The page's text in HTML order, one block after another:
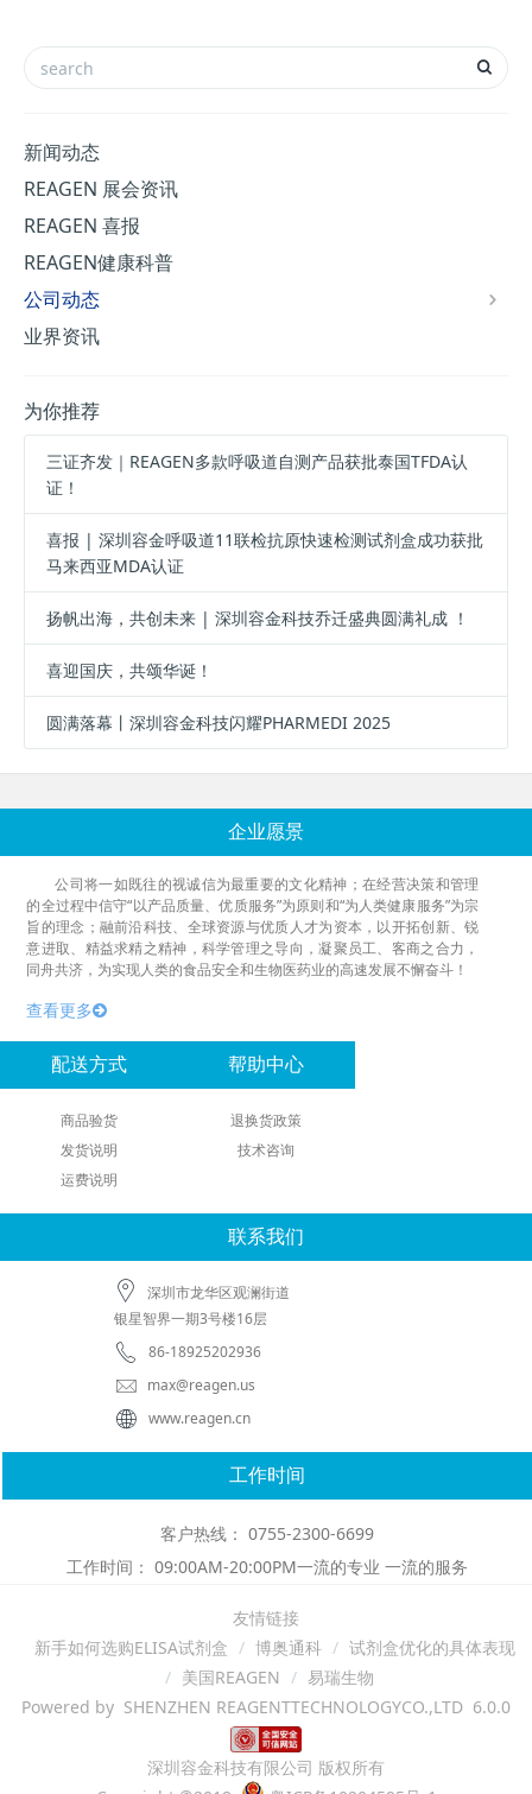
新闻动态
REAGEN 展会资讯
REAGEN 喜报
REAGEN健康科普
公司动态
业界资讯
为你推荐
三证齐发｜REAGEN多款呼吸道自测产品获批泰国TFDA认
证！
喜报 | 深圳容金呼吸道11联检抗原快速检测试剂盒成功获批
马来西亚MDA认证
扬帆出海，共创未来 | 深圳容金科技乔迁盛典圆满礼成 ！
喜迎国庆，共颂华诞！
圆满落幕丨深圳容金科技闪耀PHARMEDI 2025
企业愿景
公司将一如既往的视诚信为最重要的文化精神；在经营决策和管理
的全过程中信守“以产品质量、优质服务”为原则和“为人类健康服务”为宗
旨的理念；融前沿科技、全球资源与优质人才为资本，以开拓创新、锐
意进取、精益求精之精神，科学管理之导向，凝聚员工、客商之合力，
同舟共济，为实现人类的食品安全和生物医药业的高速发展不懈奋斗！
查看更多
配送方式
商品验货
发货说明
运费说明
帮助中心
退换货政策
技术咨询
联系我们
深圳市龙华区观澜街道
银星智界一期3号楼16层
86-18925202936
max@reagen.us
www.reagen.cn
工作时间
客户热线： 0755-2300-6699
工作时间： 09:00AM-20:00PM一流的专业 一流的服务
友情链接
新手如何选购ELISA试剂盒
博奥通科
试剂盒优化的具体表现
美国REAGEN
易瑞生物
Powered by SHENZHEN REAGENTTECHNOLOGYCO.,LTD 6.0.0
深圳容金科技有限公司 版权所有